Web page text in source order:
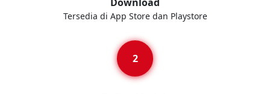
Tersedia di App Store dan Playstore